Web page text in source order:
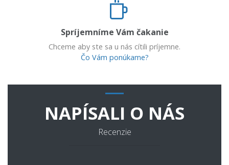
Spríjemníme Vám čakanie
Chceme aby ste sa u nás cítili príjemne.
Čo Vám ponúkame?
NAPÍSALI O NÁS
Recenzie